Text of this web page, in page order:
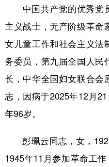
访谈 视频
学术中国 乡村振兴
城市 旅游
彩票
公益 一带一路
文化产业
中国共产党的优秀党
主义战士，无产阶级革命
女儿童工作和社会主义法
务委员，第九届全国人民
长，中华全国妇女联合会
志，因病于2025年12月
年96岁。
彭珮云同志，女，1929
1945年11月参加革命工